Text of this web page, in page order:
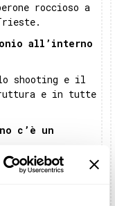
roccioso a
all’interno
lo shooting e il
e in tutte
c’è un
servizio di